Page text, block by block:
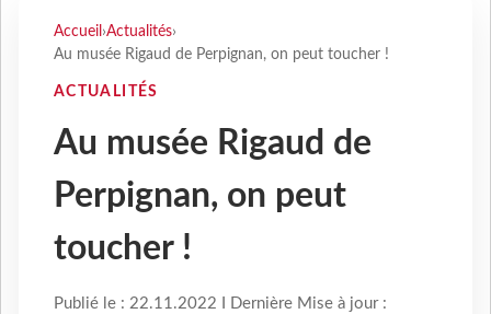
Accueil ›Actualités›
Au musée Rigaud de Perpignan, on peut toucher !
ACTUALITÉS
Au musée Rigaud de
Perpignan, on peut
toucher !
Publié le : 22.11.2022 I Dernière Mise à jour :